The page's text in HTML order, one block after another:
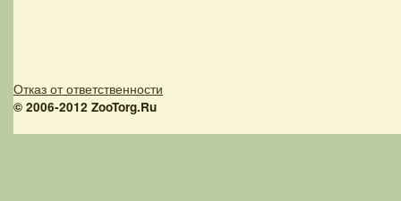
Отказ от ответственности
© 2006-2012 ZooTorg.Ru